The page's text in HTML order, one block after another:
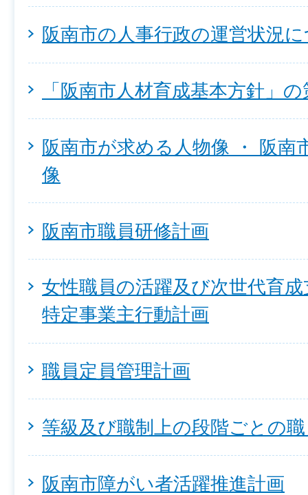
阪南市の人事行政の運営状況
「阪南市人材育成基本方針」
阪南市が求める人物像 ・ 阪南
像
阪南市職員研修計画
女性職員の活躍及び次世代育
特定事業主行動計画
職員定員管理計画
等級及び職制上の段階ごとの
阪南市障がい者活躍推進計画